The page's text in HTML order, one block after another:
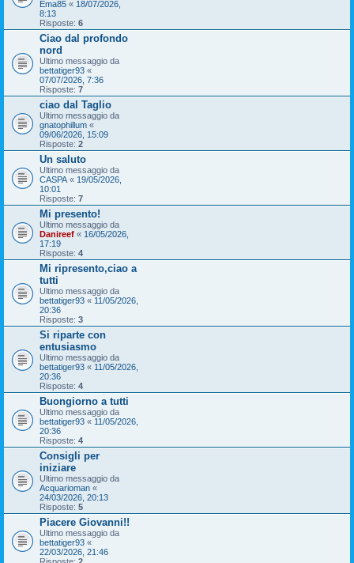
Ema85 « 18/07/2026,
8:13
Risposte: 6
Ciao dal profondo
nord
Ultimo messaggio da
bettatiger93 «
07/07/2026, 7:36
Risposte: 7
ciao dal Taglio
Ultimo messaggio da
gnatophillum «
09/06/2026, 15:09
Risposte: 2
Un saluto
Ultimo messaggio da
CASPA« 19/05/2026,
10:01
Risposte: 7
Mi presento!
Ultimo messaggio da
Danireef « 16/05/2026,
17:19
Risposte: 4
Mi ripresento,ciao a
tutti
Ultimo messaggio da
bettatiger93 « 11/05/2026,
20:36
Risposte: 3
Si riparte con
entusiasmo
Ultimo messaggio da
bettatiger93 « 11/05/2026,
20:36
Risposte: 4
Buongiorno a tutti
Ultimo messaggio da
bettatiger93 « 11/05/2026,
20:36
Risposte: 4
Consigli per
iniziare
Ultimo messaggio da
Acquarioman «
24/03/2026, 20:13
Risposte: 5
Piacere Giovanni!!
Ultimo messaggio da
bettatiger93 «
22/03/2026, 21:46